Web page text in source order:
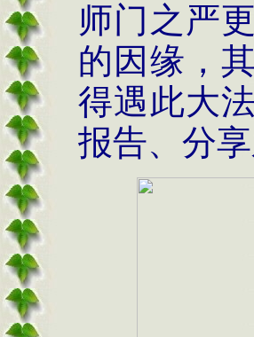
师门之严
的因缘，
得遇此大
报告、分享